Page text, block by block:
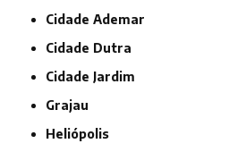
Cidade Ademar
Cidade Dutra
Cidade Jardim
Grajau
Heliópolis